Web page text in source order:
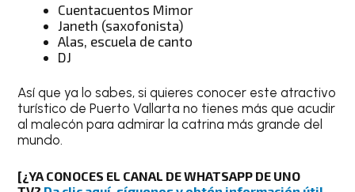
Cuentacuentos Mimor
Janeth (saxofonista)
Alas, escuela de canto
DJ
Así que ya lo sabes, si quieres conocer este atractivo
turístico de Puerto Vallarta no tienes más que acudir
al malecón para admirar la catrina más grande del
mundo.
[¿YA CONOCES EL CANAL DE WHATSAPP DE UNO